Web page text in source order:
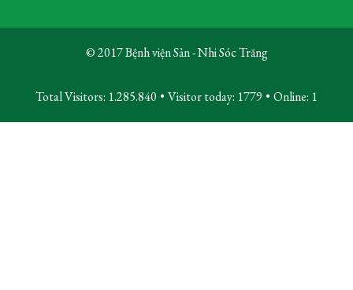
© 2017 Bệnh viện Sản - Nhi Sóc Trăng
Total Visitors: 1.285.840 • Visitor today: 1779 • Online: 1